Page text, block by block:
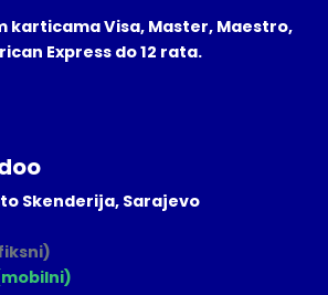
karticama Visa, Master, Maestro,
Express do 12 rata.
Skenderija, Sarajevo